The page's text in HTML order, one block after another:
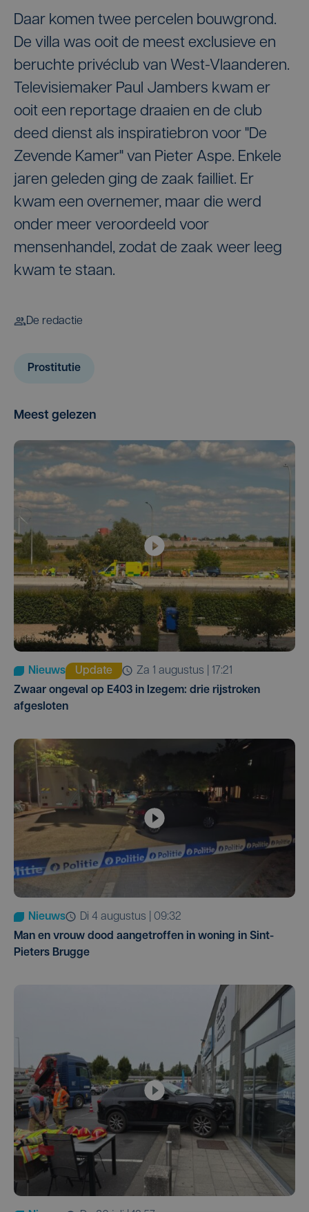
Daar komen twee percelen bouwgrond.
De villa was ooit de meest exclusieve en
beruchte privéclub van West-Vlaanderen.
Televisiemaker Paul Jambers kwam er
ooit een reportage draaien en de club
deed dienst als inspiratiebron voor "De
Zevende Kamer" van Pieter Aspe. Enkele
jaren geleden ging de zaak failliet. Er
kwam een overnemer, maar die werd
onder meer veroordeeld voor
mensenhandel, zodat de zaak weer leeg
kwam te staan.
De redactie
Prostitutie
Meest gelezen
Nieuws Update
za 1 augustus | 17:21
Zwaar ongeval op E403 in Izegem: drie rijstroken
afgesloten
Nieuws
di 4 augustus | 09:32
Man en vrouw dood aangetroffen in woning in Sint-
Pieters Brugge